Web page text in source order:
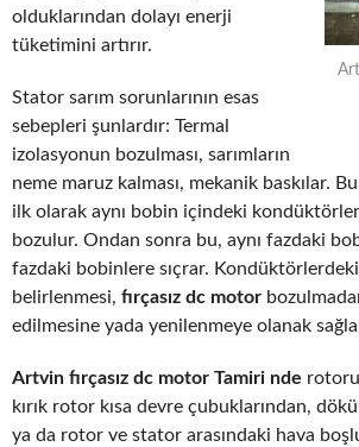
olduklarından dolayı enerji
tüketimini artırır.
Stator sarım sorunlarının esas
sebepleri şunlardır: Termal
izolasyonun bozulması, sarımların
neme maruz kalması, mekanik baskılar.
ilk olarak aynı bobin içindeki
bozulur. Ondan sonra bu, aynı fazdaki
fazdaki bobinlere sıçrar.
belirlenmesi, fırçasız dc motor
edilmesine yada yenilenmeye olanak
Artvin fırçasız dc motor Tamiri nde rotoru
kırık rotor kısa devre çubuklarından,
ya da rotor ve stator arasındaki hava